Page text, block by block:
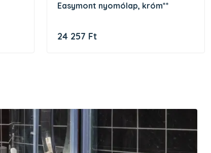
easymont nyomólap, króm**
24 257 Ft